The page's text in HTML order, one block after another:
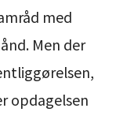
med
Men der
opdagelsen